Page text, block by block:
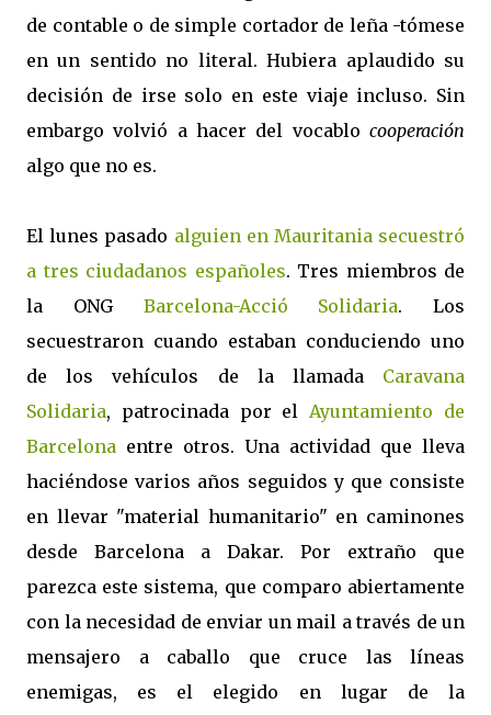
de contable o de simple cortador de leña -tómese
en un sentido no literal. Hubiera aplaudido su
decisión de irse solo en este viaje incluso. Sin
embargo volvió a hacer del vocablo cooperación
algo que no es.
El lunes pasado alguien en Mauritania secuestró
a tres ciudadanos españoles. Tres miembros de
la ONG Barcelona-Acció Solidaria. Los
secuestraron cuando estaban conduciendo uno
de los vehículos de la llamada Caravana
Solidaria, patrocinada por elAyuntamiento de
Barcelona entre otros. Una actividad que lleva
haciéndose varios años seguidos y que consiste
en llevar "material humanitario" en caminones
desde Barcelona a Dakar. Por extraño que
parezca este sistema, que comparo abiertamente
con la necesidad de enviar un mail a través de un
mensajero a caballo que cruce las líneas
enemigas, es el elegido en lugar de la